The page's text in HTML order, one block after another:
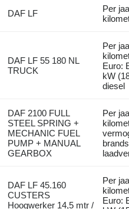
DAF LF
Per
DAF LF 55 180 NL
TRUCK
Per
Euro:
kW
diesel
DAF 2100 FULL
STEEL SPRING +
MECHANIC FUEL
PUMP + MANUAL
GEARBOX
Per
DAF LF 45.160
CUSTERS
Hoogwerker 14,5 mtr /
Per
Euro: